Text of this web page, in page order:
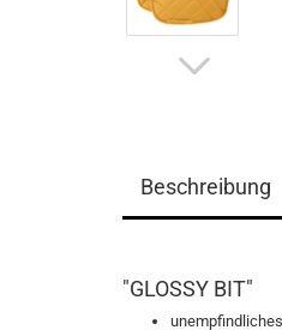
Beschreibung
"GLOSSY BIT"